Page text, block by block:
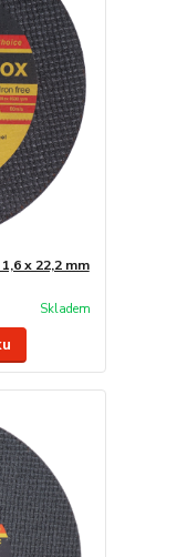
x 22,2 mm
Skladem